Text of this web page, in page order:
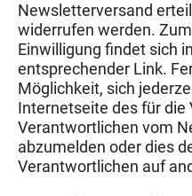
Newsletterversand
widerrufen werden.
Einwilligung findet sich
entsprechender Link.
Möglichkeit, sich
Internetseite des für die
Verantwortlichen vom
abzumelden oder dies
Verantwortlichen auf